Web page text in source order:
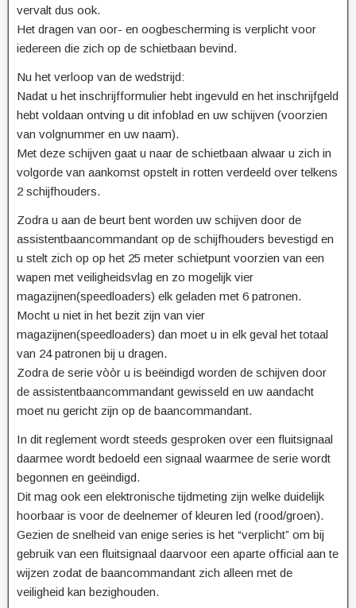
vervalt dus ook.
Het dragen van oor- en oogbescherming is verplicht voor
iedereen die zich op de schietbaan bevind.
Nu het verloop van de wedstrijd:
Nadat u het inschrijfformulier hebt ingevuld en het inschrijfgeld
hebt voldaan ontving u dit infoblad en uw schijven (voorzien
van volgnummer en uw naam).
Met deze schijven gaat u naar de schietbaan alwaar u zich in
volgorde van aankomst opstelt in rotten verdeeld over telkens
2 schijfhouders.
Zodra u aan de beurt bent worden uw schijven door de
assistentbaancommandant op de schijfhouders bevestigd en
u stelt zich op op het 25 meter schietpunt voorzien van een
wapen met veiligheidsvlag en zo mogelijk vier
magazijnen(speedloaders) elk geladen met 6 patronen.
Mocht u niet in het bezit zijn van vier
magazijnen(speedloaders) dan moet u in elk geval het totaal
van 24 patronen bij u dragen.
Zodra de serie vòòr u is beëindigd worden de schijven door
de assistentbaancommandant gewisseld en uw aandacht
moet nu gericht zijn op de baancommandant.
In dit reglement wordt steeds gesproken over een fluitsignaal
daarmee wordt bedoeld een signaal waarmee de serie wordt
begonnen en geëindigd.
Dit mag ook een elektronische tijdmeting zijn welke duidelijk
hoorbaar is voor de deelnemer of kleuren led (rood/groen).
Gezien de snelheid van enige series is het “verplicht” om bij
gebruik van een fluitsignaal daarvoor een aparte official aan te
wijzen zodat de baancommandant zich alleen met de
veiligheid kan bezighouden.